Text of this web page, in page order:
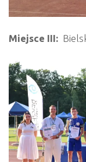
Miejsce III: